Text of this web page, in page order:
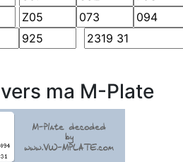
ma M-Plate